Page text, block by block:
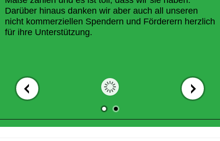
Darüber hinaus danken wir aber auch all unseren
nicht kommerziellen Spendern und Förderern herzlich
für ihre Unterstützung.